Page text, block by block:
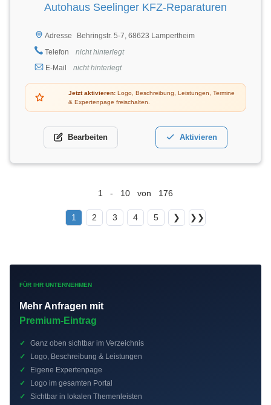
Autohaus Seelinger KFZ-Reparaturen
Adresse
Behringstr. 5-7, 68623 Lampertheim
Telefon
nicht hinterlegt
E-Mail
nicht hinterlegt
Jetzt aktivieren: Logo, Beschreibung, Leistungen, Termine
& Expertenpage freischalten.
Bearbeiten Aktivieren
1 - 10 von 176
1 2 3 4 5 ❯ ❯❯
FÜR IHR UNTERNEHMEN
Mehr Anfragen mit
Premium-Eintrag
✓
Ganz oben sichtbar im Verzeichnis
✓
Logo, Beschreibung & Leistungen
✓
Eigene Expertenpage
✓
Logo im gesamten Portal
✓
Sichtbar in lokalen Themenleisten